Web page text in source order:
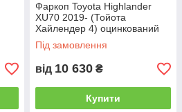
Фаркоп Toyota Highlander
XU70 2019- (Тойота
Хайлендер 4) оцинкований
Під замовлення
від 10 630 ₴
Купити